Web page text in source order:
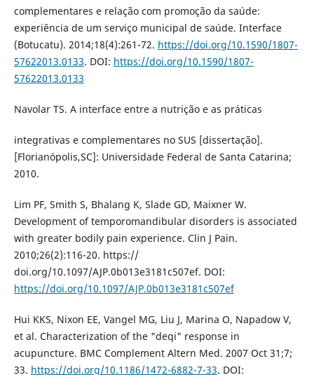
complementares e relação com promoção da saúde:
experiência de um serviço municipal de saúde. Interface
(Botucatu). 2014;18(4):261-72. https://doi.org/10.1590/1807-
57622013.0133. DOI: https://doi.org/10.1590/1807-
57622013.0133
Navolar TS. A interface entre a nutrição e as práticas
integrativas e complementares no SUS [dissertação].
[Florianópolis,SC]: Universidade Federal de Santa Catarina;
2010.
Lim PF, Smith S, Bhalang K, Slade GD, Maixner W.
Development of temporomandibular disorders is associated
with greater bodily pain experience. Clin J Pain.
2010;26(2):116-20. https://
doi.org/10.1097/AJP.0b013e3181c507ef. DOI:
https://doi.org/10.1097/AJP.0b013e3181c507ef
Hui KKS, Nixon EE, Vangel MG, Liu J, Marina O, Napadow V,
et al. Characterization of the "deqi" response in
acupuncture. BMC Complement Altern Med. 2007 Oct 31;7;
33. https://doi.org/10.1186/1472-6882-7-33. DOI: